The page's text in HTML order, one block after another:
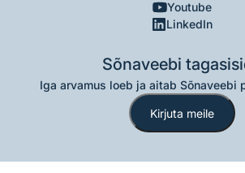
Youtube
LinkedIn
Sõnaveebi
Iga arvamus loeb ja aitab Sõnaveebi
Kirjuta meile